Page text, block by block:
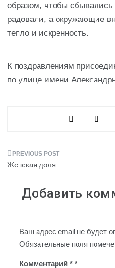
образом, чтобы сбывались
радовали, а окружающие
тепло и искренность.
К поздравлениям
по улице имени
Навигация
записям
Женская доля
Добавить
Ваш адрес email не будет
Обязательные поля
Комментарий *